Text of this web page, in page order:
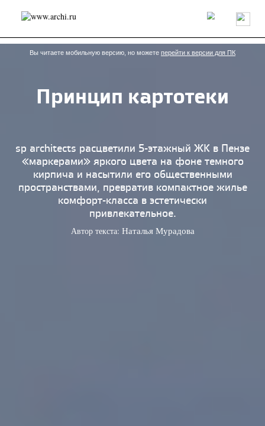
Россия Мир Технологии Интерьер Пресса
Архитекторы
Проекты
Конкурсы События Книги Вакансии
send.project Анонсы конкурсов
Блог
Интервью Исследование
Дизайн
Иностранцы в России
Интерьер
Книги
Наследие Образование
Урбанистика
Эко
Вы читаете мобильную версию, но можете перейти к версии для ПК
Принцип картотеки
sp architects расцветили 5-этажный ЖК в Пензе
«маркерами» яркого цвета на фоне темного
кирпича и насытили его общественными
пространствами, превратив компактное жилье
комфорт-класса в эстетически
привлекательное.
Автор текста: Наталья Мурадова